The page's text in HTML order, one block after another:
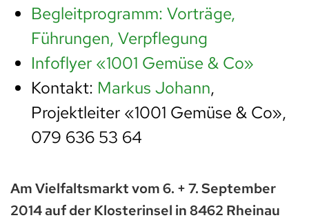
Begleitprogramm: Vorträge,
Führungen, Verpflegung
Infoflyer «1001 Gemüse & Co»
Kontakt: Markus Johann,
Projektleiter «1001 Gemüse & Co»,
079 636 53 64
Am Vielfaltsmarkt vom 6. + 7. September
2014 auf der Klosterinsel in 8462 Rheinau